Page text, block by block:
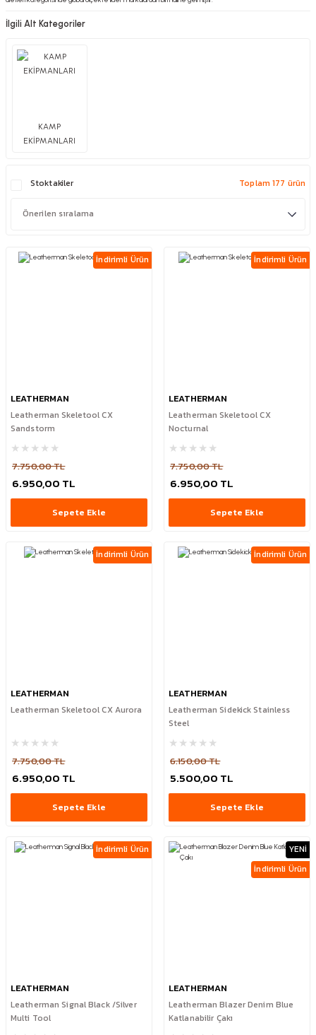
İlgili Alt Kategoriler
KAMP
EKİPMANLARI
Stoktakiler Toplam 177 ürün
İndirimli Ürün
LEATHERMAN
Leatherman Skeletool CX
Sandstorm
7.750,00 TL
6.950,00 TL
Sepete Ekle
İndirimli Ürün
LEATHERMAN
Leatherman Skeletool CX
Nocturnal
7.750,00 TL
6.950,00 TL
Sepete Ekle
İndirimli Ürün
LEATHERMAN
Leatherman Skeletool CX Aurora
7.750,00 TL
6.950,00 TL
Sepete Ekle
İndirimli Ürün
LEATHERMAN
Leatherman Sidekick Stainless
Steel
6.150,00 TL
5.500,00 TL
Sepete Ekle
İndirimli Ürün
LEATHERMAN
Leatherman Signal Black /Silver
Multi Tool
YENİ
İndirimli Ürün
LEATHERMAN
Leatherman Blazer Denim Blue
Katlanabilir Çakı